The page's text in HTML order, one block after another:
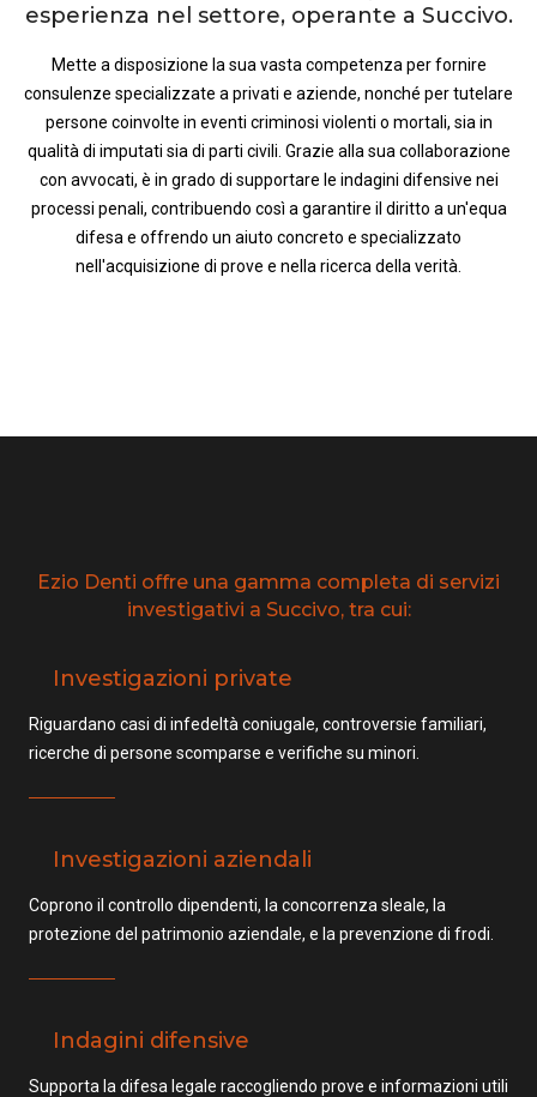
esperienza nel settore, operante a Succivo.
Mette a disposizione la sua vasta competenza per fornire
consulenze specializzate a privati e aziende, nonché per tutelare
persone coinvolte in eventi criminosi violenti o mortali, sia in
qualità di imputati sia di parti civili. Grazie alla sua collaborazione
con avvocati, è in grado di supportare le indagini difensive nei
processi penali, contribuendo così a garantire il diritto a un'equa
difesa e offrendo un aiuto concreto e specializzato
nell'acquisizione di prove e nella ricerca della verità.
Ezio Denti offre una gamma completa di servizi
investigativi a Succivo, tra cui:
Investigazioni private
Riguardano casi di infedeltà coniugale, controversie familiari,
ricerche di persone scomparse e verifiche su minori.
Investigazioni aziendali
Coprono il controllo dipendenti, la concorrenza sleale, la
protezione del patrimonio aziendale, e la prevenzione di frodi.
Indagini difensive
Supporta la difesa legale raccogliendo prove e informazioni utili